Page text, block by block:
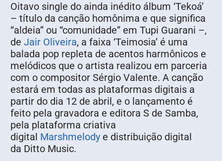
Oitavo single do ainda inédito álbum ‘Tekoá’
– título da canção homônima e que significa
“aldeia” ou “comunidade” em Tupi Guarani –,
de Jair Oliveira, a faixa ‘Teimosia’ é uma
balada pop repleta de acentos harmônicos e
melódicos que o artista realizou em parceria
com o compositor Sérgio Valente. A canção
estará em todas as plataformas digitais a
partir do dia 12 de abril, e o lançamento é
feito pela gravadora e editora S de Samba,
pela plataforma criativa
digital Marshmelody e distribuição digital
da Ditto Music.